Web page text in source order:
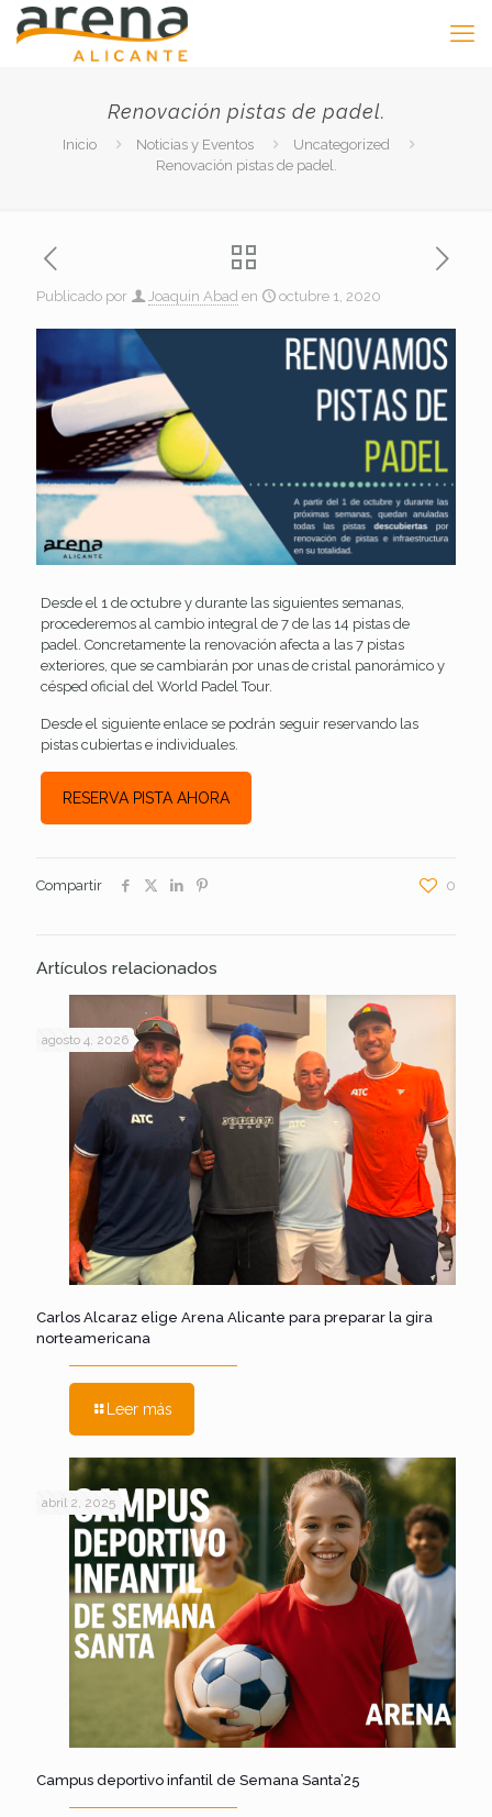
Renovación pistas de padel.
Inicio Noticias y Eventos
Uncategorized
Renovación pistas de padel.
Publicado por Joaquin Abad en octubre 1, 2020
Desde el 1 de octubre y durante las siguientes semanas,
procederemos al cambio integral de 7 de las 14 pistas de
padel. Concretamente la renovación afecta a las 7 pistas
exteriores, que se cambiarán por unas de cristal panorámico y
césped oficial del World Padel Tour.
Desde el siguiente enlace se podrán seguir reservando las
pistas cubiertas e individuales.
RESERVA PISTA AHORA
Compartir 0
Artículos relacionados
agosto 4, 2026
Carlos Alcaraz elige Arena Alicante para preparar la gira
norteamericana
Leer más
abril 2, 2025
Campus deportivo infantil de Semana Santa’25